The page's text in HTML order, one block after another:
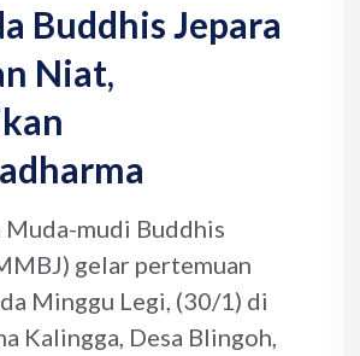
Buddhis Jepara
Niat,
Muda-mudi Buddhis
gelar pertemuan
Minggu Legi, (30/1) di
Kalingga, Desa Blingoh,